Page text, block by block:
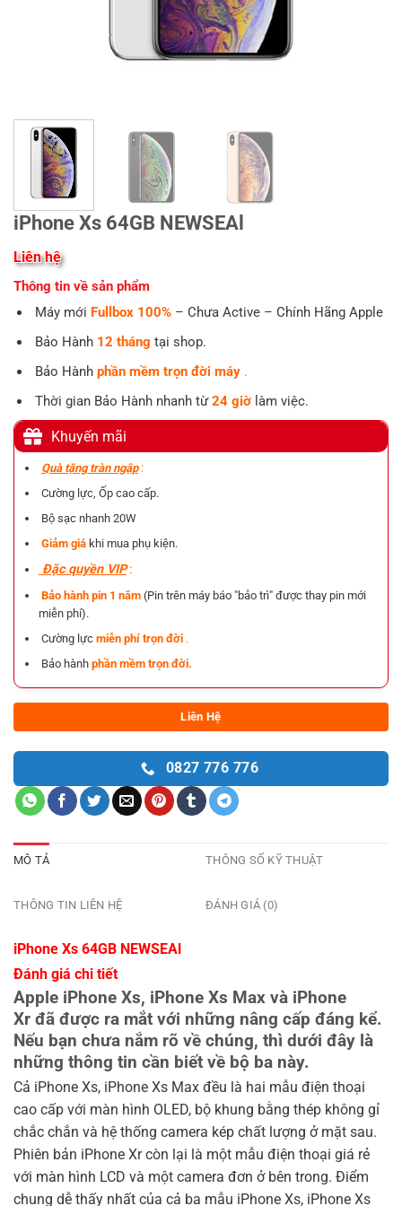
iPhone Xs 64GB NEWSEAl
Liên hệ
Thông tin về sản phẩm
Máy mới Fullbox 100%– Chưa Active – Chính Hãng Apple
Bảo Hành 12 tháng tại shop.
Bảo Hành phần mềm trọn đời máy.
Thời gian Bảo Hành nhanh từ24 giờlàm việc.
Khuyến mãi
Quà tặng tràn ngập:
Cường lực, Ốp cao cấp.
Bộ sạc nhanh 20W
Giảm giá khi mua phụ kiện.
Đặc quyền VIP:
Bảo hành pin 1 năm (Pin trên máy báo "bảo trì" được thay pin mới
miễn phí).
Cường lực miễn phí trọn đời.
Bảo hành phần mềm trọn đời.
Liên Hệ
0827 776 776
MÔ TẢ
ĐÁNH GIÁ (0)
THÔNG SỐ KỸ THUẬT
THÔNG TIN LIÊN HỆ
iPhone Xs 64GB NEWSEAl
Đánh giá chi tiết
Apple iPhone Xs, iPhone Xs Max và iPhone
Xr đã được ra mắt với những nâng cấp đáng kể.
Nếu bạn chưa nắm rõ về chúng, thì dưới đây là
những thông tin cần biết về bộ ba này.
Cả iPhone Xs, iPhone Xs Max đều là hai mẫu điện thoại
cao cấp với màn hình OLED, bộ khung bằng thép không gỉ
chắc chắn và hệ thống camera kép chất lượng ở mặt sau.
Phiên bản iPhone Xr còn lại là một mẫu điện thoại giá rẻ
với màn hình LCD và một camera đơn ở bên trong. Điểm
chung dễ thấy nhất của cả ba mẫu iPhone Xs, iPhone Xs